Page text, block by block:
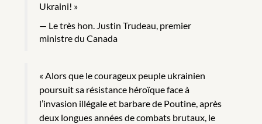
Ukraini! »
Le très hon. Justin Trudeau, premier
ministre du Canada
« Alors que le courageux peuple ukrainien
poursuit sa résistance héroïque face à
l’invasion illégale et barbare de Poutine, après
deux longues années de combats brutaux, le